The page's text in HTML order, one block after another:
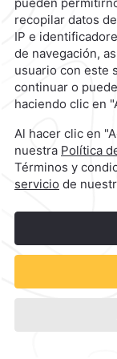
Camino
Ver Disponibilidad
©